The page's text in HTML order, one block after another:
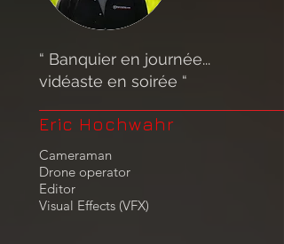
“ Banquier en journée...
vidéaste en soirée “
Eric Hochwahr
Cameraman
Drone operator
Editor
Visual Effects (VFX)